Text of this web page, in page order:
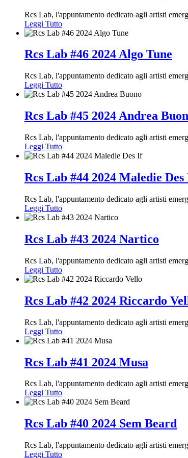
Rcs Lab, l'appuntamento dedicato agli artisti
Leggi Tutto
Rcs Lab #46 2024 Algo Tune
Rcs Lab, l'appuntamento dedicato agli artisti
Leggi Tutto
Rcs Lab #45 2024 Andrea
Rcs Lab, l'appuntamento dedicato agli artisti
Leggi Tutto
Rcs Lab #44 2024 Maledie
Rcs Lab, l'appuntamento dedicato agli artisti
Leggi Tutto
Rcs Lab #43 2024 Nartico
Rcs Lab, l'appuntamento dedicato agli artisti
Leggi Tutto
Rcs Lab #42 2024 Riccardo
Rcs Lab, l'appuntamento dedicato agli artisti
Leggi Tutto
Rcs Lab #41 2024 Musa
Rcs Lab, l'appuntamento dedicato agli artisti
Leggi Tutto
Rcs Lab #40 2024 Sem Beard
Rcs Lab, l'appuntamento dedicato agli artisti
Leggi Tutto